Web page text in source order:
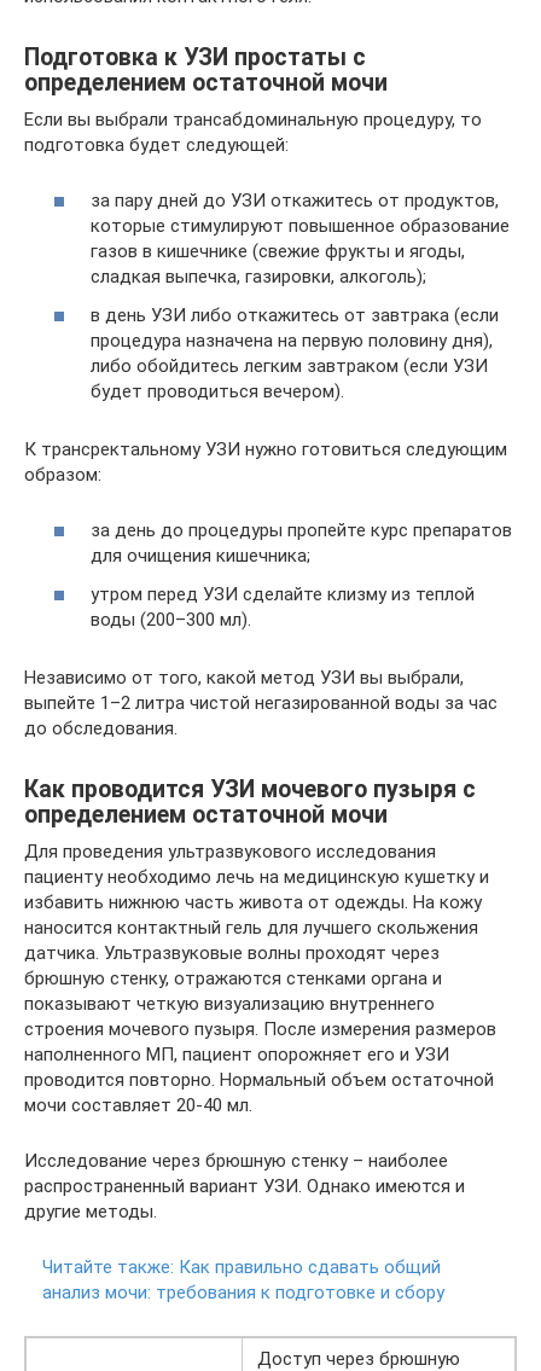
Подготовка к УЗИ простаты с
определением остаточной мочи
Если вы выбрали трансабдоминальную процедуру, то
подготовка будет следующей:
за пару дней до УЗИ откажитесь от продуктов,
которые стимулируют повышенное образование
газов в кишечнике (свежие фрукты и ягоды,
сладкая выпечка, газировки, алкоголь);
в день УЗИ либо откажитесь от завтрака (если
процедура назначена на первую половину дня),
либо обойдитесь легким завтраком (если УЗИ
будет проводиться вечером).
К трансректальному УЗИ нужно готовиться следующим
образом:
за день до процедуры пропейте курс препаратов
для очищения кишечника;
утром перед УЗИ сделайте клизму из теплой
воды (200–300 мл).
Независимо от того, какой метод УЗИ вы выбрали,
выпейте 1–2 литра чистой негазированной воды за час
до обследования.
Как проводится УЗИ мочевого пузыря с
определением остаточной мочи
Для проведения ультразвукового исследования
пациенту необходимо лечь на медицинскую кушетку и
избавить нижнюю часть живота от одежды. На кожу
наносится контактный гель для лучшего скольжения
датчика. Ультразвуковые волны проходят через
брюшную стенку, отражаются стенками органа и
показывают четкую визуализацию внутреннего
строения мочевого пузыря. После измерения размеров
наполненного МП, пациент опорожняет его и УЗИ
проводится повторно. Нормальный объем остаточной
мочи составляет 20-40 мл.
Исследование через брюшную стенку – наиболее
распространенный вариант УЗИ. Однако имеются и
другие методы.
Читайте также: Как правильно сдавать общий
анализ мочи: требования к подготовке и сбору
Доступ через брюшную